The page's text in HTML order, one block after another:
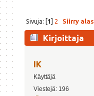
Sivuja: [1] 2 Siirry alas
Kirjoittaja
IK
Käyttäjä
Viestejä: 196